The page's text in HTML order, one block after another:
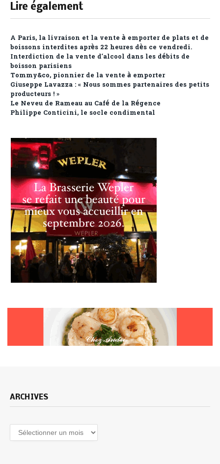
Lire également
A Paris, la livraison et la vente à emporter de plats et de
boissons interdites après 22 heures dès ce vendredi.
Interdiction de la vente d’alcool dans les débits de
boisson parisiens
Tommy&co, pionnier de la vente à emporter
Giuseppe Lavazza : « Nous sommes partenaires des petits
producteurs ! »
Le Neveu de Rameau au Café de la Régence
Philippe Conticini, le socle condimental
ARCHIVES
Archives